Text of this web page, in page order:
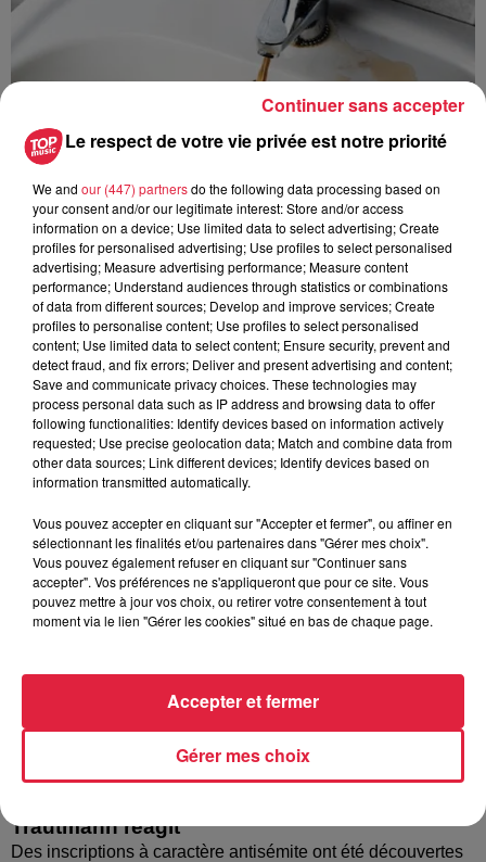
À Hoerdt, de l’eau brune sort des robinets
Depuis plusieurs jours, des habitants de Hoerdt ont vu de
l’eau brune s’écouler de leurs robinets. Face aux
nombreuses interrogations, la municipalité a pris...
Trautmann réagit
Des inscriptions à caractère antisémite ont été découvertes
Le respect de votre vie privée est notre priorité
We and our (447) partnersdo the following data processing based on
your consent and/or our legitimate interest: Store and/or access
information on a device; Use limited data to select advertising; Create
profiles for personalised advertising; Use profiles to select personalised
advertising; Measure advertising performance; Measure content
performance; Understand audiences through statistics or combinations
of data from different sources; Develop and improve services; Create
profiles to personalise content; Use profiles to select personalised
content; Use limited data to select content; Ensure security, prevent and
detect fraud, and fix errors; Deliver and present advertising and content;
Save and communicate privacy choices. These technologies may
process personal data such as IP address and browsing data to offer
following functionalities: Identify devices based on information actively
requested; Use precise geolocation data; Match and combine data from
other data sources; Link different devices; Identify devices based on
information transmitted automatically.
Vous pouvez accepter en cliquant sur "Accepter et fermer", ou affiner en
sélectionnant les finalités et/ou partenaires dans "Gérer mes choix".
Vous pouvez également refuser en cliquant sur "Continuer sans
accepter". Vos préférences ne s'appliqueront que pour ce site. Vous
pouvez mettre à jour vos choix, ou retirer votre consentement à tout
moment via le lien "Gérer les cookies" situé en bas de chaque page.
Gérer mes choix
Accepter et fermer
Continuer sans accepter